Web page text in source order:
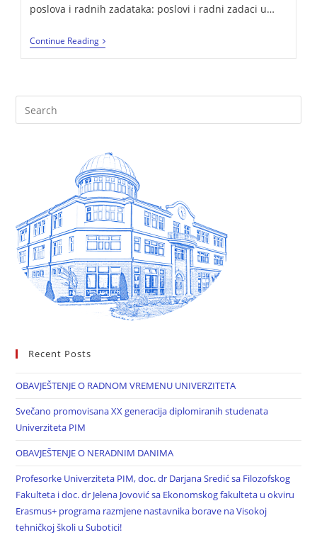
poslova i radnih zadataka: poslovi i radni zadaci u…
Continue Reading
Recent Posts
OBAVJEŠTENJE O RADNOM VREMENU UNIVERZITETA
Svečano promovisana XX generacija diplomiranih studenata
Univerziteta PIM
OBAVJEŠTENJE O NERADNIM DANIMA
Profesorke Univerziteta PIM, doc. dr Darjana Sredić sa Filozofskog
Fakulteta i doc. dr Jelena Jovović sa Ekonomskog fakulteta u okviru
Erasmus+ programa razmjene nastavnika borave na Visokoj
tehničkoj školi u Subotici!